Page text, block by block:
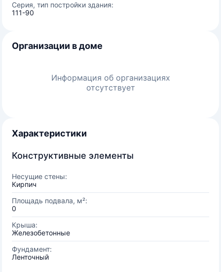
Серия, тип постройки здания:
111-90
Организации в доме
Информация об организациях
отсутствует
Характеристики
Конструктивные элементы
Несущие стены:
Кирпич
Площадь подвала, м²:
0
Крыша:
Железобетонные
Фундамент:
Ленточный